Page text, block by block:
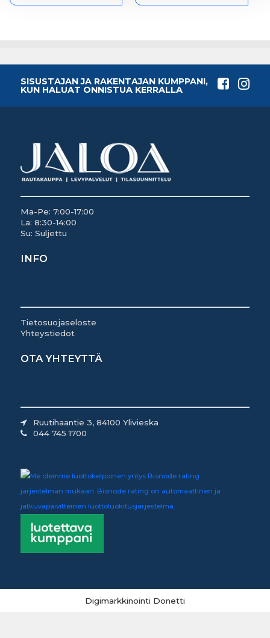
SISUSTAJAN JA RAKENTAJAN KUMPPANI,
KUN HALUAT ONNISTUA KERRALLA
Ma-Pe: 7:00-17:00
La: 8:30-14:00
Su: Suljettu
INFO
Tietosuojaseloste
Yhteystiedot
OTA YHTEYTTÄ
Ruutihaantie 3, 84100 Ylivieska
044 745 1700
Digimarkkinointi Donetti